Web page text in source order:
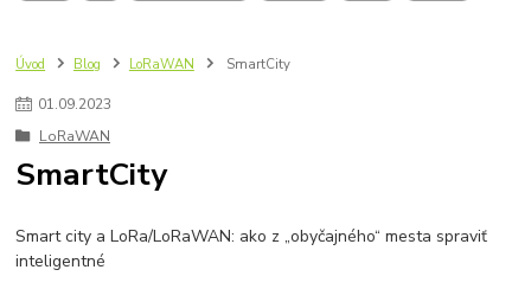
Úvod Blog LoRaWAN SmartCity
01.09.2023
LoRaWAN
SmartCity
Smart city a LoRa/LoRaWAN: ako z „obyčajného“ mesta spraviť
inteligentné